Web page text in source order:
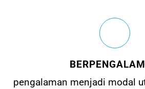
pengalaman menjadi modal